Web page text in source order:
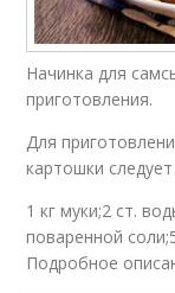
Начинка для
приготовления.
Для
картошки
1 кг муки;2 ст.
поваренной
Подробное